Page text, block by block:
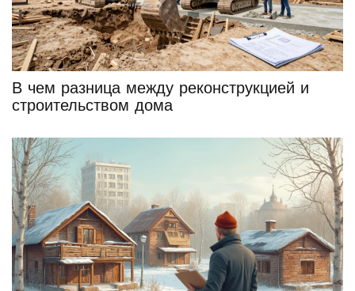
В чем разница между реконструкцией и
строительством дома